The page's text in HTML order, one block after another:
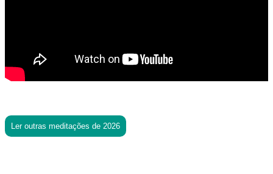
Ler outras meditações de 2026